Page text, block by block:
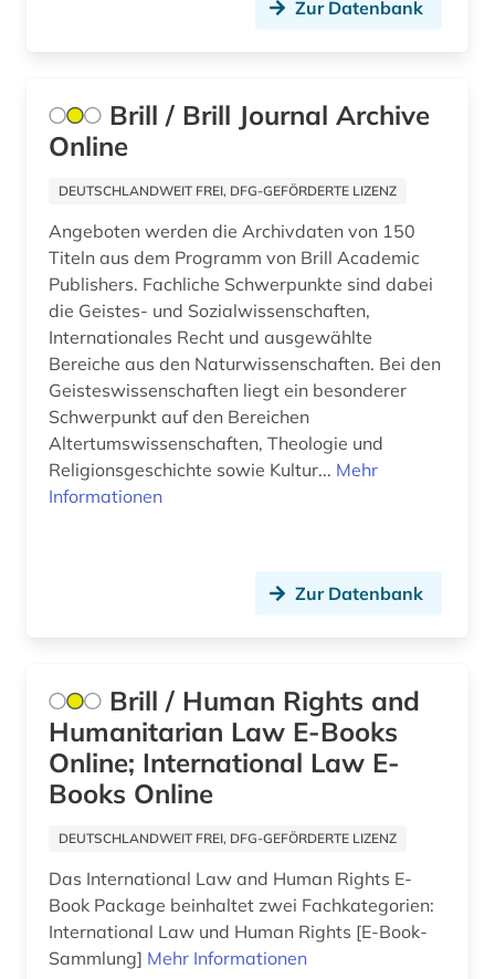
agrarrecht (1)
agrarsoziologie (2)
agrarwirtchaft (1)
agrarwirtschaft (3)
agrarwissenschaft (11)
agrarwissenschaften (3)
agricola (1)
ahnenforschung (1)
aids (1)
akademie (1)
akademie der bildenden künste münchen (1)
akademie der künste (1)
Zur Datenbank
Brill / Brill Journal Archive
Online
DEUTSCHLANDWEIT FREI, DFG-GEFÖRDERTE LIZENZ
Angeboten werden die Archivdaten von 150
Titeln aus dem Programm von Brill Academic
Publishers. Fachliche Schwerpunkte sind dabei
die Geistes- und Sozialwissenschaften,
Internationales Recht und ausgewählte
Bereiche aus den Naturwissenschaften. Bei den
Geisteswissenschaften liegt ein besonderer
Schwerpunkt auf den Bereichen
Altertumswissenschaften, Theologie und
Religionsgeschichte sowie Kultur... Mehr
Informationen
Zur Datenbank
Brill / Human Rights and
Humanitarian Law E-Books
Online; International Law E-
Books Online
DEUTSCHLANDWEIT FREI, DFG-GEFÖRDERTE LIZENZ
Das International Law and Human Rights E-
Book Package beinhaltet zwei Fachkategorien:
International Law und Human Rights [E-Book-
Sammlung] Mehr Informationen